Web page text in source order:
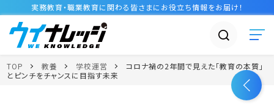
実務教育・職業教育に関わる皆さまに お役立ち情報をお届け！
TOP 教養 学校運営
コロナ禍の2年間で見えた「教育の本質」
とピンチをチャンスに目指す未来